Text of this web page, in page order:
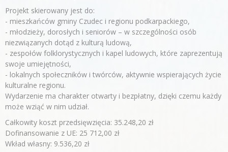
Projekt skierowany jest do:
- mieszkańców gminy Czudec i regionu podkarpackiego,
- młodzieży, dorosłych i seniorów – w szczególności osób
niezwiązanych dotąd z kulturą ludową,
- zespołów folklorystycznych i kapel ludowych, które zaprezentują
swoje umiejętności,
- lokalnych społeczników i twórców, aktywnie wspierających życie
kulturalne regionu.
Wydarzenie ma charakter otwarty i bezpłatny, dzięki czemu każdy
może wziąć w nim udział.
Całkowity koszt przedsięwzięcia: 35.248,20 zł
Dofinansowanie z UE: 25 712,00 zł
Wkład własny: 9.536,20 zł